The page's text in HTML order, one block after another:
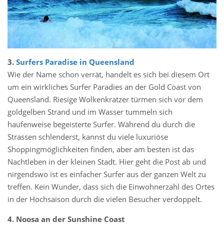
3. Surfers Paradise in Queensland
Wie der Name schon verrät, handelt es sich bei diesem Ort
um ein wirkliches Surfer Paradies an der Gold Coast von
Queensland. Riesige Wolkenkratzer türmen sich vor dem
goldgelben Strand und im Wasser tummeln sich
haufenweise begeisterte Surfer. Während du durch die
Strassen schlenderst, kannst du viele luxuriöse
Shoppingmöglichkeiten finden, aber am besten ist das
Nachtleben in der kleinen Stadt. Hier geht die Post ab und
nirgendswo ist es einfacher Surfer aus der ganzen Welt zu
treffen. Kein Wunder, dass sich die Einwohnerzahl des Ortes
in der Hochsaison durch die vielen Besucher verdoppelt.
4. Noosa an der Sunshine Coast